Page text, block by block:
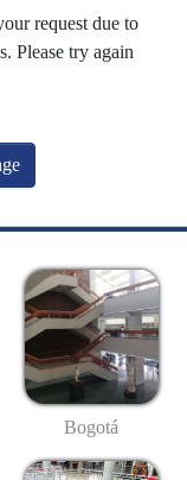
request due to
Please try again
Bogotá